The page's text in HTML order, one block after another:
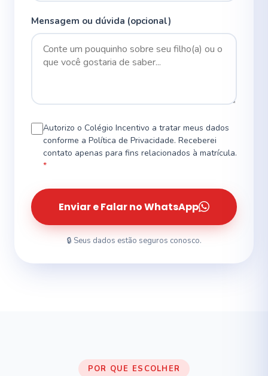
Mensagem ou dúvida (opcional)
Autorizo o Colégio Incentivo a tratar meus dados
conforme a Política de Privacidade. Receberei
contato apenas para fins relacionados à matrícula.
*
Enviar e Falar no WhatsApp
🔒 Seus dados estão seguros conosco.
POR QUE ESCOLHER